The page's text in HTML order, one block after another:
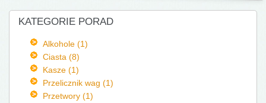
KATEGORIE PORAD
Alkohole (1)
Ciasta (8)
Kasze (1)
Przelicznik wag (1)
Przetwory (1)